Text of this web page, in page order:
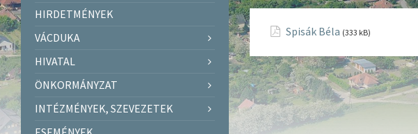
Spisák Béla (333 kB)
HIRDETMÉNYEK
VÁCDUKA
HIVATAL
ÖNKORMÁNYZAT
INTÉZMÉNYEK, SZEVEZETEK